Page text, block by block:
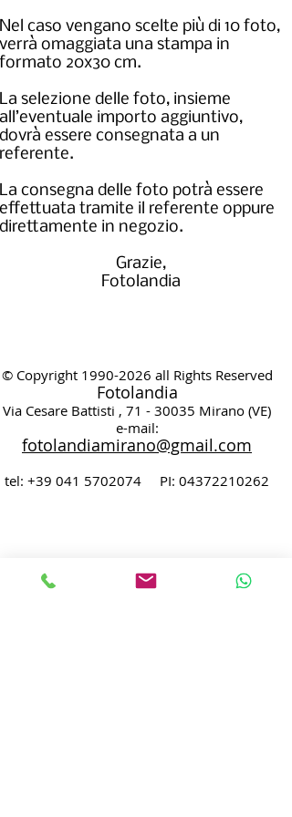
Nel caso vengano scelte più di 10 foto,
verrà omaggiata una stampa in
formato 20x30 cm.
La selezione delle foto, insieme
all’eventuale importo aggiuntivo,
dovrà essere consegnata a un
referente.
La consegna delle foto potrà essere
effettuata tramite il referente oppure
direttamente in negozio.
Grazie,
Fotolandia
© Copyright 1990-2026 all Rights Reserved
Fotolandia
Via Cesare Battisti , 71 - 30035 Mirano (VE)
e-mail:
fotolandiamirano@gmail.com
tel: +39 041 5702074 PI: 04372210262